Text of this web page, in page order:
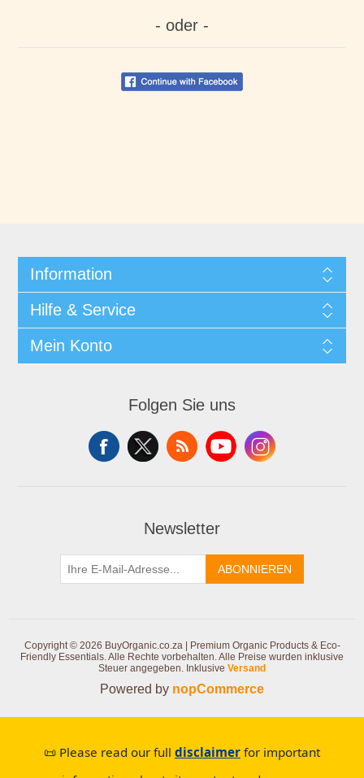
- oder -
Information
Hilfe & Service
Mein Konto
Folgen Sie uns
Newsletter
ABONNIEREN
Copyright © 2026 BuyOrganic.co.za | Premium Organic Products & Eco-
Friendly Essentials. Alle Rechte vorbehalten.Alle Preise wurden inklusive
Steuer angegeben. Inklusive Versand
Powered by nopCommerce
📜 Please read our full disclaimer for important